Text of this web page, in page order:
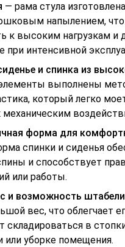
— рама стула
напылением, что
к высоким нагрузкам и
интенсивной
и спинка из
выполнены
который легко
механическим
форма для
спинки и сиденья
и способствует
или работы.
и возможность
вес, что облегчает
складироваться в
или уборке помещения.